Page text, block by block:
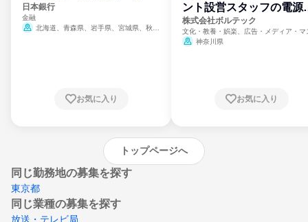
日本銀行
金融
北海道、青森県、岩手県、宮城県、秋田
崎県、熊本県、大分県、宮崎県、鹿児島県、
お気に入り
ント設営スタッフの電源
門
株式会社ボルテック
文化・教養・娯楽、広告・メディア・マ
ミ、電力・ガス・水道・エネルギー
神奈川県
お気に入り
トップページへ
同じ勤務地の募集を探す
東京都
同じ業種の募集を探す
放送・テレビ局